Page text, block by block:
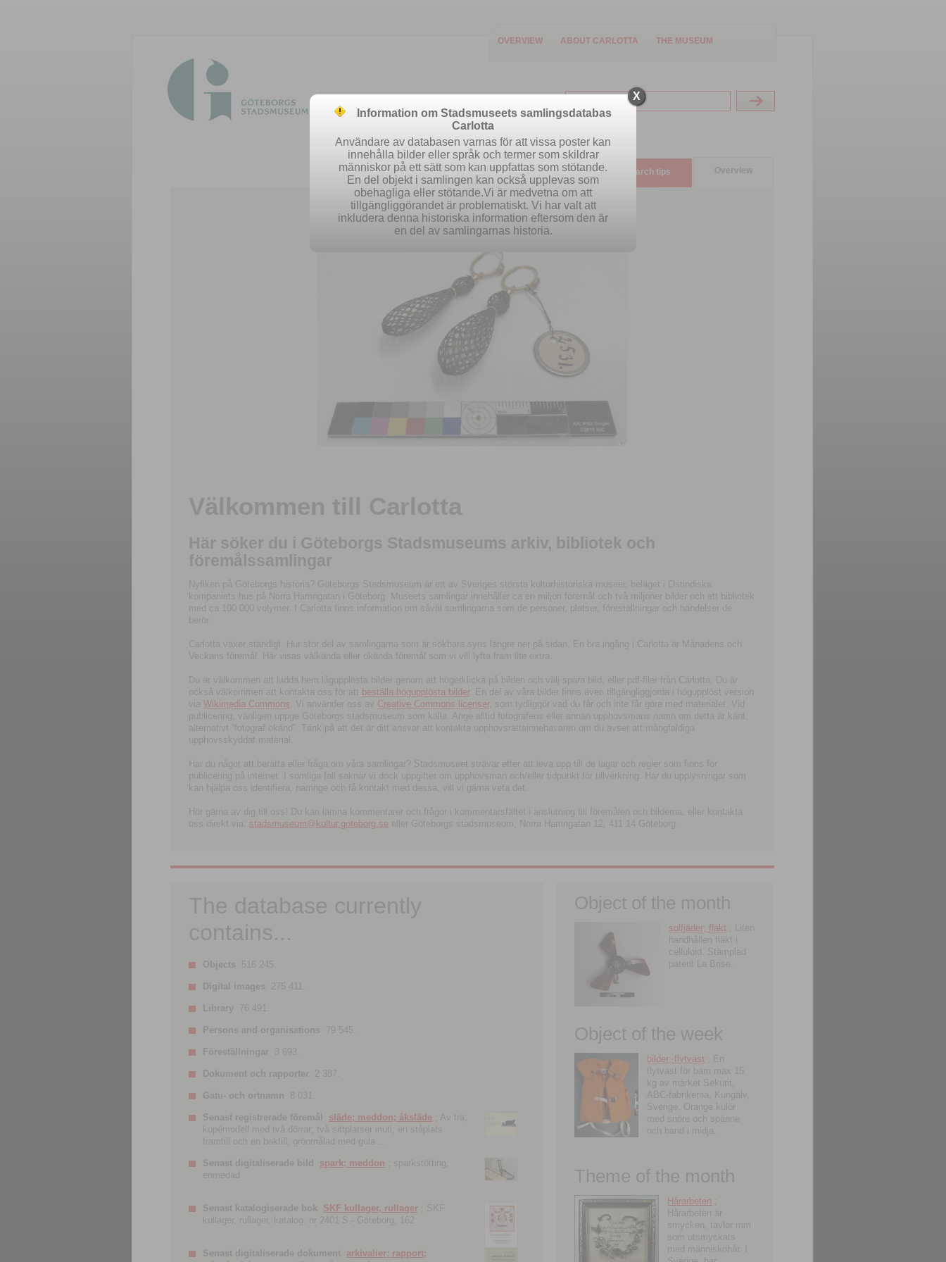
OVERVIEW ABOUT CARLOTTA THE MUSEUM
Easy search Advanced search Search tips Overview
Välkommen till Carlotta
Här söker du i Göteborgs Stadsmuseums arkiv, bibliotek och
föremålssamlingar
Nyfiken på Göteborgs historia? Göteborgs Stadsmuseum är ett av Sveriges största kulturhistoriska museer, beläget i Ostindiska
kompaniets hus på Norra Hamngatan i Göteborg. Museets samlingar innehåller ca en miljon föremål och två miljoner bilder och ett bibliotek
med ca 100 000 volymer. I Carlotta finns information om såväl samlingarna som de personer, platser, föreställningar och händelser de
berör.
Carlotta växer ständigt. Hur stor del av samlingarna som är sökbara syns längre ner på sidan. En bra ingång i Carlotta är Månadens och
Veckans föremål. Här visas välkända eller okända föremål som vi vill lyfta fram lite extra.
Du är välkommen att ladda hem lågupplösta bilder genom att högerklicka på bilden och välj spara bild, eller pdf-filer från Carlotta. Du är
också välkommen att kontakta oss för att beställa högupplösta bilder. En del av våra bilder finns även tillgängliggjorda i högupplöst version
via Wikimedia Commons . Vi använder oss av Creative Commons licenser, som tydliggör vad du får och inte får göra med materialet. Vid
publicering, vänligen uppge Göteborgs stadsmuseum som källa. Ange alltid fotografens eller annan upphovsmans namn om detta är känt,
alternativt ”fotograf okänd”. Tänk på att det är ditt ansvar att kontakta upphovsrättsinnehavaren om du avser att mångfaldiga
upphovsskyddat material.
Har du något att berätta eller fråga om våra samlingar? Stadsmuseet strävar efter att leva upp till de lagar och regler som finns för
publicering på internet. I somliga fall saknar vi dock uppgifter om upphovsman och/eller tidpunkt för tillverkning. Har du upplysningar som
kan hjälpa oss identifiera, namnge och få kontakt med dessa, vill vi gärna veta det.
Hör gärna av dig till oss! Du kan lämna kommentarer och frågor i kommentarsfältet i anslutning till föremålen och bilderna, eller kontakta
oss direkt via: stadsmuseum@kultur.goteborg.se eller Göteborgs stadsmuseum, Norra Hamngatan 12, 411 14 Göteborg.
The database currently
contains...
Objects 516 245.
Digital images 275 411.
Library 76 491.
Persons and organisations 79 545.
Föreställningar 3 693.
Dokument och rapporter 2 387.
Gatu- och ortnamn 8 031.
Senast registrerade föremål släde; meddon; åksläde ; Av trä;
kupémodell med två dörrar; två sittplatser inuti; en ståplats
framtill och en baktill; grönmålad med gula ...
Senast digitaliserade bild spark; meddon ; sparkstötting,
enmedad
Senast katalogiserade bok SKF kullager, rullager ; SKF
kullager, rullager, katalog. nr 2401 S.- Göteborg, 162
Senast digitaliserade dokument arkivalier; rapport;
Object of the month
solfjäder; fläkt ; Liten
handhållen fläkt i
celluloid. Stämplad
patent La Brise.
Object of the week
bilder; flytväst ; En
flytväst för barn max 15
kg av märket Sekurit,
ABC-fabrikerna, Kungälv,
Sverige. Orange kulör
med snöre och spänne
och band i midja.
Theme of the month
Hårarbeten
Hårarbeten är
smycken, tavlor mm
som utsmyckats
med människohår. I
X
Information om Stadsmuseets samlingsdatabas
Carlotta
Användare av databasen varnas för att vissa poster kan
innehålla bilder eller språk och termer som skildrar
människor på ett sätt som kan uppfattas som stötande.
En del objekt i samlingen kan också upplevas som
obehagliga eller stötande.Vi är medvetna om att
tillgängliggörandet är problematiskt. Vi har valt att
inkludera denna historiska information eftersom den är
en del av samlingarnas historia.